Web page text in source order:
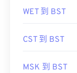
WET 到 BST
CST 到 BST
MSK 到 BST